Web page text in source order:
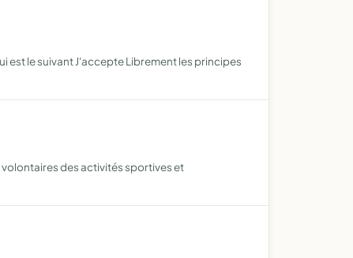
est le suivant J'accepte Librement les principes
des activités sportives et